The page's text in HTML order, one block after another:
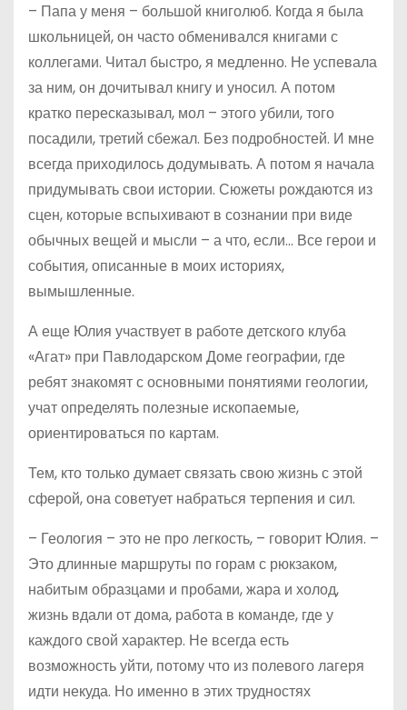
– Папа у меня – большой книголюб. Когда я была
школьницей, он часто обменивался книгами с
коллегами. Читал быстро, я медленно. Не успевала
за ним, он дочитывал книгу и уносил. А потом
кратко пересказывал, мол – этого убили, того
посадили, третий сбежал. Без подробностей. И мне
всегда приходилось додумывать. А потом я начала
придумывать свои истории. Сюжеты рождаются из
сцен, которые вспыхивают в сознании при виде
обычных вещей и мысли – а что, если… Все герои и
события, описанные в моих историях,
вымышленные.
А еще Юлия участвует в работе детского клуба
«Агат» при Павлодарском Доме географии, где
ребят знакомят с основными понятиями геологии,
учат определять полезные ископаемые,
ориентироваться по картам.
Тем, кто только думает связать свою жизнь с этой
сферой, она советует набраться терпения и сил.
– Геология – это не про легкость, – говорит Юлия. –
Это длинные маршруты по горам с рюкзаком,
набитым образцами и пробами, жара и холод,
жизнь вдали от дома, работа в команде, где у
каждого свой характер. Не всегда есть
возможность уйти, потому что из полевого лагеря
идти некуда. Но именно в этих трудностях